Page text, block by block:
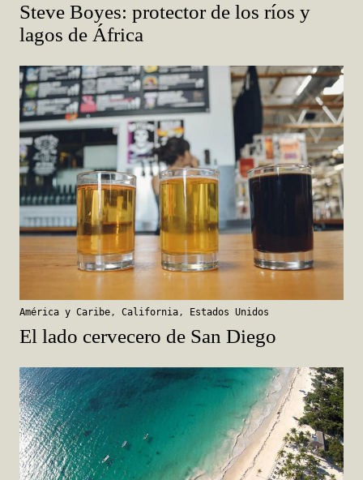
Steve Boyes: protector de los ríos y
lagos de África
América y Caribe , California , Estados Unidos
El lado cervecero de San Diego